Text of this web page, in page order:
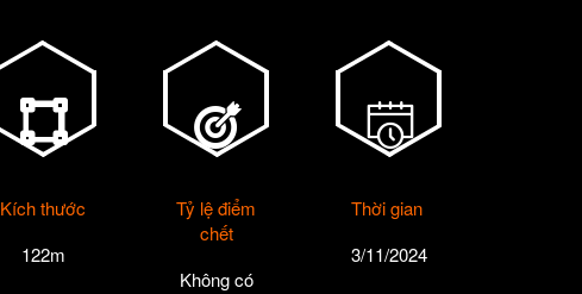
Kích thước
122m
Tỷ lệ điểm
chết
Không có
Thời gian
3/11/2024